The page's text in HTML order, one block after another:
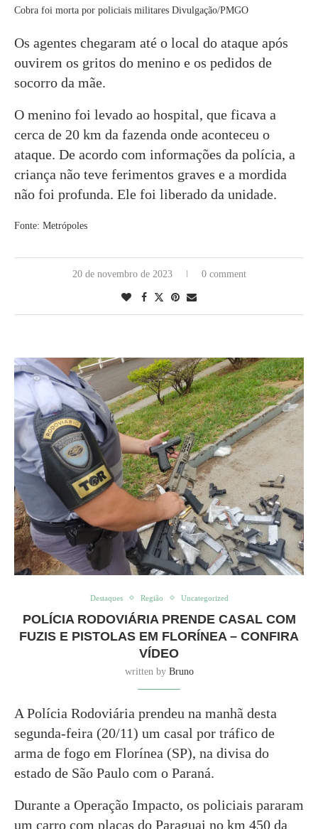
Cobra foi morta por policiais militares Divulgação/PMGO
Os agentes chegaram até o local do ataque após
ouvirem os gritos do menino e os pedidos de
socorro da mãe.
O menino foi levado ao hospital, que ficava a
cerca de 20 km da fazenda onde aconteceu o
ataque. De acordo com informações da polícia, a
criança não teve ferimentos graves e a mordida
não foi profunda. Ele foi liberado da unidade.
Fonte: Metrópoles
20 de novembro de 2023 0 comment
Destaques Região Uncategorized
POLÍCIA RODOVIÁRIA PRENDE CASAL COM
FUZIS E PISTOLAS EM FLORÍNEA – CONFIRA
VÍDEO
written by Bruno
A Polícia Rodoviária prendeu na manhã desta
segunda-feira (20/11) um casal por tráfico de
arma de fogo em Florínea (SP), na divisa do
estado de São Paulo com o Paraná.
Durante a Operação Impacto, os policiais pararam
um carro com placas do Paraguai no km 450 da